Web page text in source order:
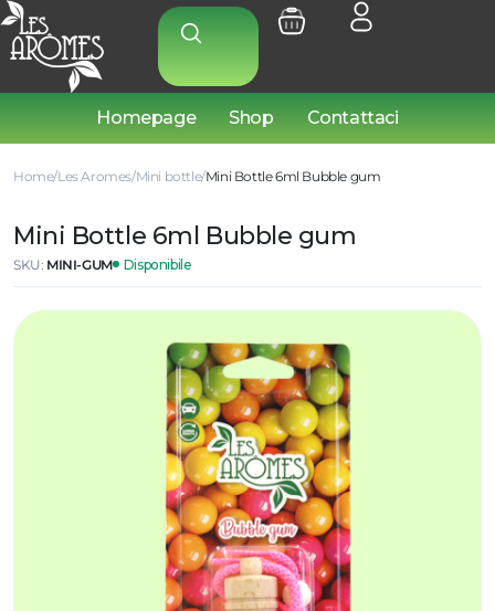
Homepage Shop Contattaci
Home Les Aromes Mini bottle Mini Bottle 6ml Bubble gum
Mini Bottle 6ml Bubble gum
SKU: MINI-GUM Disponibile